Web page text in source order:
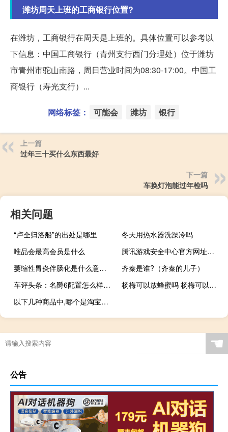
潍坊周天上班的工商银行位置?
在潍坊，工商银行在周天是上班的。具体位置可以参考以
下信息：中国工商银行（青州支行西门分理处）位于潍坊
市青州市驼山南路，周日营业时间为08:30-17:00。中国工
商银行（寿光支行）...
网络标签： 可能会 潍坊 银行
上一篇
过年三十买什么东西最好
下一篇
车换灯泡能过年检吗
相关问题
“卢仝归洛船”的出处是哪里
冬天用热水器洗澡冷吗
唯品会最高会员是什么
腾讯游戏安全中心官方网址是什么（腾讯游戏安全中心官网解封）
萎缩性胃炎伴肠化是什么意思（肠化是什么意思）
齐秦是谁?（齐秦的儿子）
车评头条：名爵6配置怎么样及名爵6值得选择吗
杨梅可以放蜂蜜吗 杨梅可以放多久
以下几种商品中,哪个是淘宝网限制发布的
☚
公告